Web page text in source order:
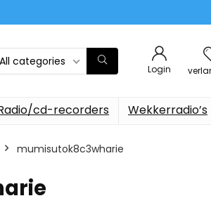
All categories
Login
cd-recorders Wekkerradio’s
‎mumisutok8c3wharie